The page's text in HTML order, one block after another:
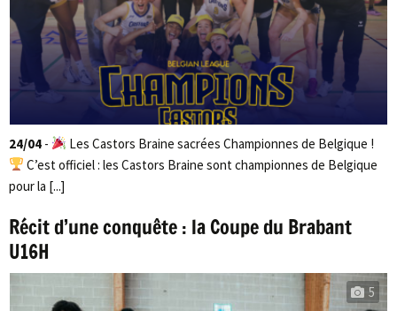
24/04 -
Les Castors Braine sacrées Championnes de Belgique !
C’est officiel : les Castors Braine sont championnes de Belgique
pour la [...]
Récit d’une conquête : la Coupe du Brabant
U16H
5